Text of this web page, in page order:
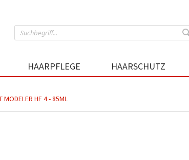
HAARPFLEGE HAARSCHUTZ
MODELER HF 4 - 85ML